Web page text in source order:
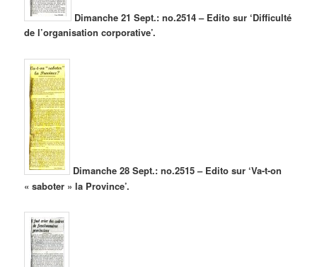
Dimanche 21 Sept.: no.2514 – Edito sur ‘Difficulté
de l’organisation corporative’.
Dimanche 28 Sept.: no.2515 – Edito sur ‘Va-t-on
« saboter » la Province’.